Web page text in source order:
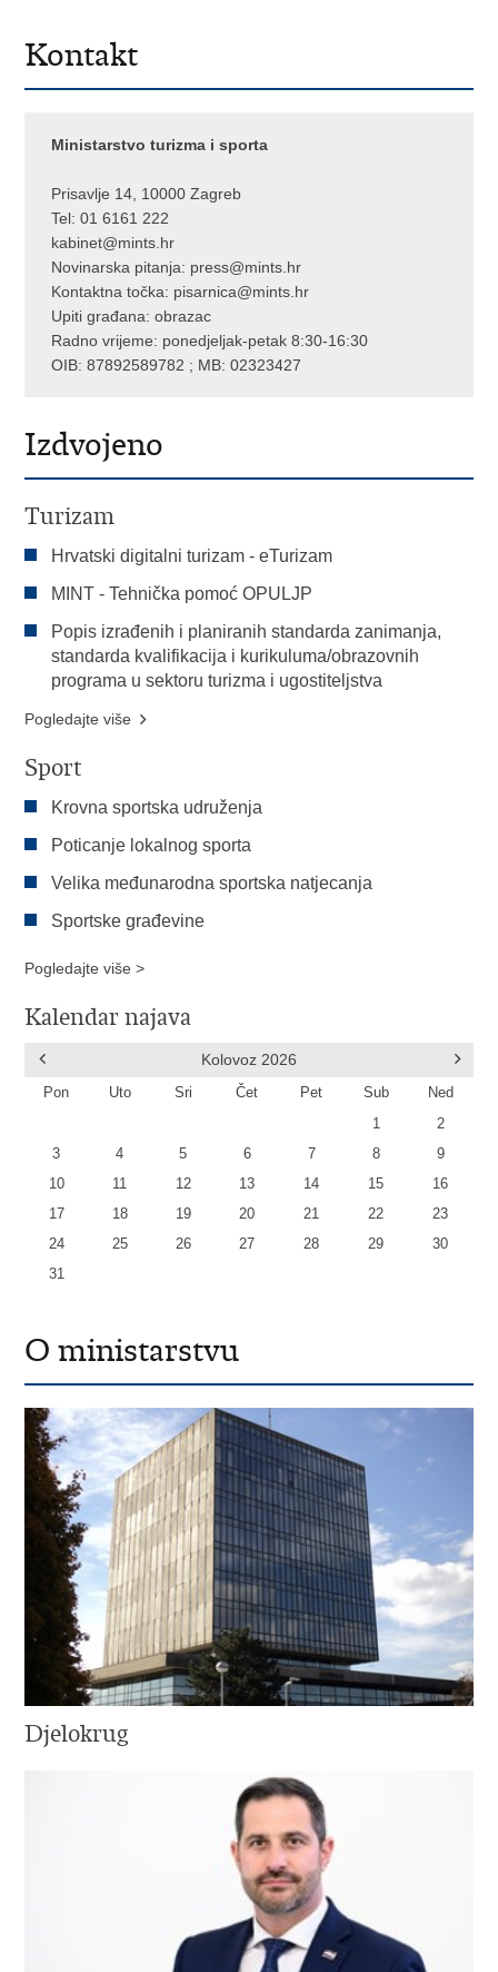
Kontakt
Ministarstvo turizma i sporta
Prisavlje 14, 10000 Zagreb
Tel: 01 6161 222
kabinet@mints.hr
Novinarska pitanja: press@mints.hr
Kontaktna točka: pisarnica@mints.hr
Upiti građana:obrazac
Radno vrijeme: ponedjeljak-petak 8:30-16:30
OIB: 87892589782 ; MB: 02323427
Izdvojeno
Turizam
Hrvatski digitalni turizam - eTurizam
MINT - Tehnička pomoć OPULJP
Popis izrađenih i planiranih standarda zanimanja,
standarda kvalifikacija i kurikuluma/obrazovnih
programa u sektoru turizma i ugostiteljstva
Pogledajte više
Sport
Krovna sportska udruženja
Poticanje lokalnog sporta
Velika međunarodna sportska natjecanja
Sportske građevine
Pogledajte više >
Kalendar najava
Kolovoz 2026
Pon Uto Sri Čet Pet Sub Ned
1
2
3
4 5 6 7 8
9
10
11 12 13 14 15
16
17
18 19 20 21 22
23
24
25 26 27 28 29
30
31
O ministarstvu
Djelokrug